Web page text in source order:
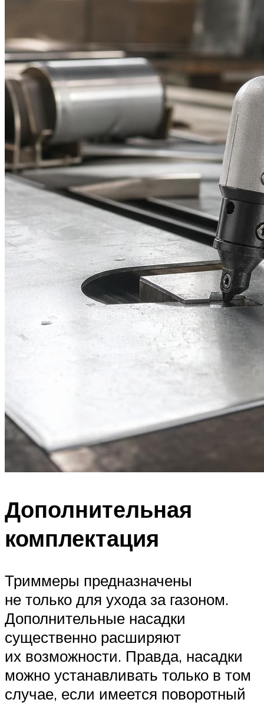
Дополнительная
комплектация
Триммеры предназначены
не только для ухода за газоном.
Дополнительные насадки
существенно расширяют
их возможности. Правда, насадки
можно устанавливать только в том
случае, если имеется поворотный